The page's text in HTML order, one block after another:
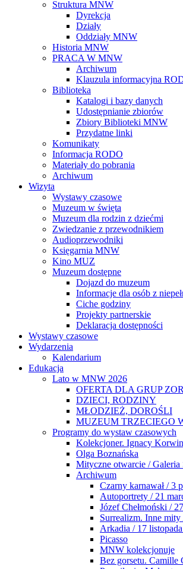
Struktura MNW
Dyrekcja
Działy
Oddziały MNW
Historia MNW
PRACA W MNW
Archiwum
Klauzula informacyjna
Biblioteka
Katalogi i bazy danych
Udostępnianie zbiorów
Zbiory Biblioteki MNW
Przydatne linki
Komunikaty
Informacja RODO
Materiały do pobrania
Archiwum
Wizyta
Wystawy czasowe
Muzeum w święta
Muzeum dla rodzin z dziećmi
Zwiedzanie z przewodnikiem
Audioprzewodniki
Księgarnia MNW
Kino MUZ
Muzeum dostępne
Dojazd do muzeum
Informacje dla osób z
Ciche godziny
Projekty partnerskie
Deklaracja dostępności
Wystawy czasowe
Wydarzenia
Kalendarium
Edukacja
Lato w MNW 2026
OFERTA DLA GRUP
DZIECI, RODZINY
MŁODZIEŻ, DOROŚLI
MUZEUM TRZECIEGO
Programy do wystaw czasowych
Kolekcjoner. Ignacy
Olga Boznańska
Mityczne otwarcie / Galeria
Archiwum
Czarny karnawał / 3
Autoportrety / 21
Józef Chełmoński /
Surrealizm. Inne
Arkadia / 17
Picasso
MNW kolekcjonuje
Bez gorsetu.